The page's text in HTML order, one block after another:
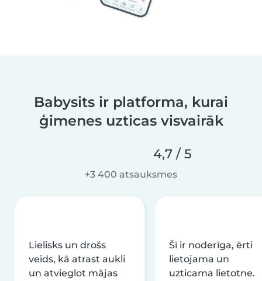
Babysits ir platforma, kurai
ģimenes uzticas visvairāk
4,7 / 5
+3 400 atsauksmes
Lielisks un drošs
veids, kā atrast aukli
un atvieglot mājas
Šī ir noderīga, ērti
lietojama un
uzticama lietotne.